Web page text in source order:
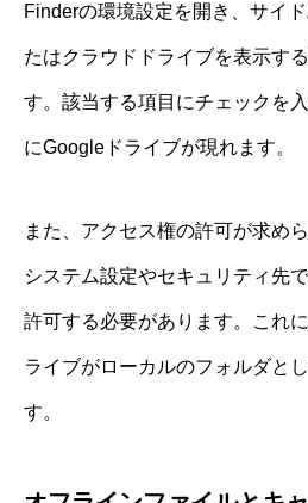
Finderの環境設定を開き、サイ
たはクラウドドライブを表示す
す。該当する項目にチェックを
にGoogleドライブが現れます。
また、アクセス権の許可が求め
システム設定やセキュリティ先
許可する必要があります。これ
ライブがローカルのフォルダと
す。